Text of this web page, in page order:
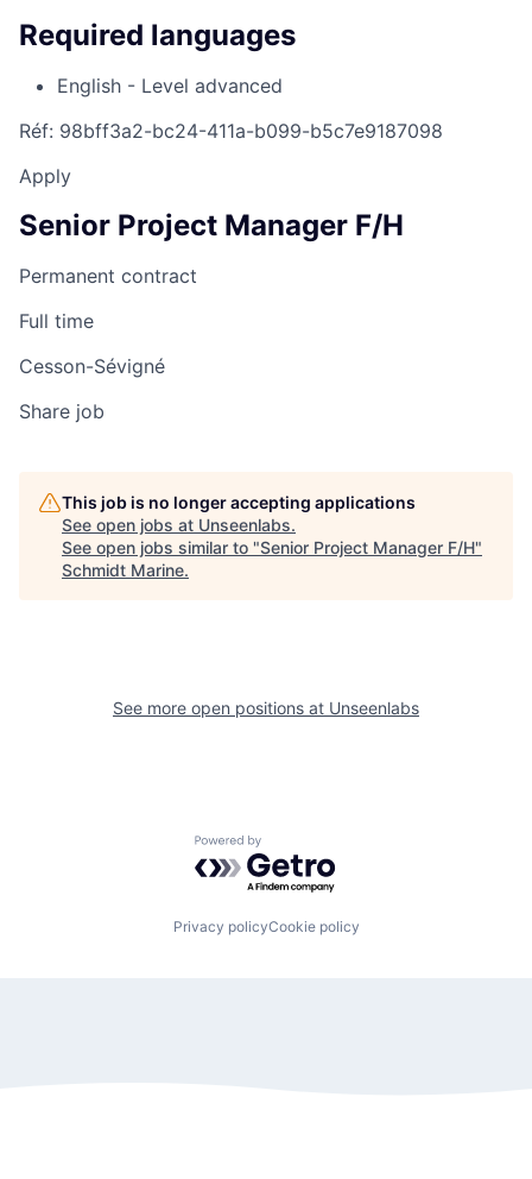
Required languages
English - Level advanced
Réf: 98bff3a2-bc24-411a-b099-b5c7e9187098
Apply
Senior Project Manager F/H
Permanent contract
Full time
Cesson-Sévigné
Share job
This job is no longer accepting applications
See open jobs at Unseenlabs.
See open jobs similar to "Senior Project Manager F/H"
Schmidt Marine.
See more open positions at Unseenlabs
Powered by Getro.com
Privacy policyCookie policy